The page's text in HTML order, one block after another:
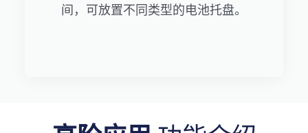
间，可放置不同类型的电池托盘。